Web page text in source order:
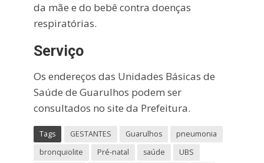
da mãe e do bebê contra doenças
respiratórias.
Serviço
Os endereços das Unidades Básicas de
Saúde de Guarulhos podem ser
consultados no site da Prefeitura.
Tags GESTANTES Guarulhos
pneumonia
bronquiolite
Pré-natal saúde UBS